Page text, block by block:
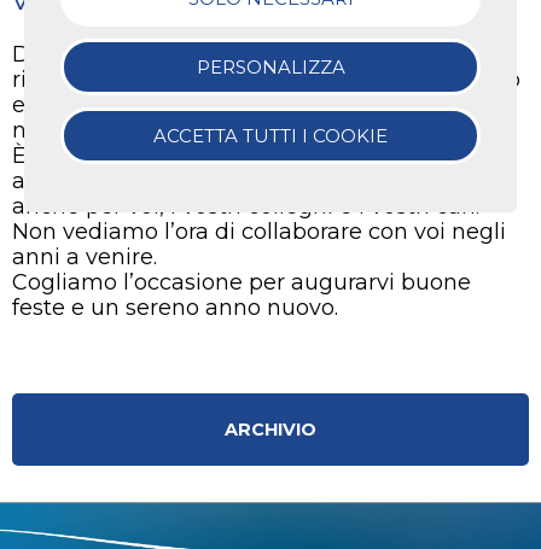
Dato che le festività sono alle porte, ci
ritroviamo a riflettere sull’anno che sta finendo
e a coloro che hanno contribuito a formare la
nostra azienda.
È stato un anno importante per tutti noi! Ci
auguriamo che il 2018 sia stato memorabile
anche per voi, i vostri colleghi e i vostri cari.
Non vediamo l’ora di collaborare con voi negli
anni a venire.
Cogliamo l’occasione per augurarvi buone
feste e un sereno anno nuovo.
ARCHIVIO
PERSONALIZZA
ACCETTA TUTTI I COOKIE